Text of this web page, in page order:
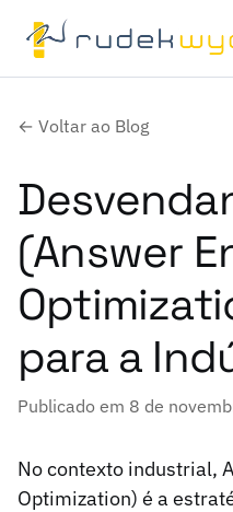
← Voltar ao Blog
(Answer
para a
Publicado em 8 de
No contexto industrial,
Optimization) é a